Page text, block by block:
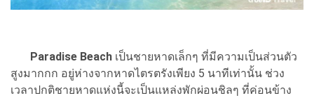
Paradise Beach เป็นชายหาดเล็กๆ ที่มีความเป็นส่วนตัว
สูงมากกก อยู่ห่างจากหาดไตรตรังเพียง 5 นาทีเท่านั้น ช่วง
เวลาปกติชายหาดแห่งนี้จะเป็นแหล่งพักผ่อนชิลๆ ที่ค่อนข้าง